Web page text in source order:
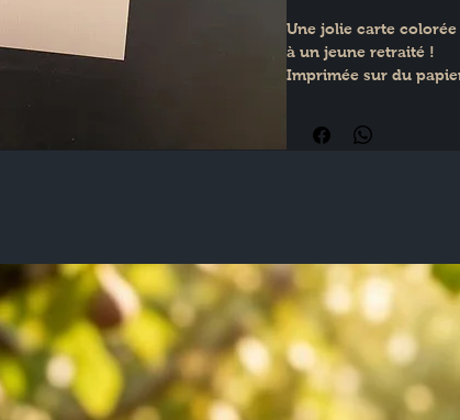
Une jolie carte
à un jeune retraité !
Imprimée sur du
Format : recto verso